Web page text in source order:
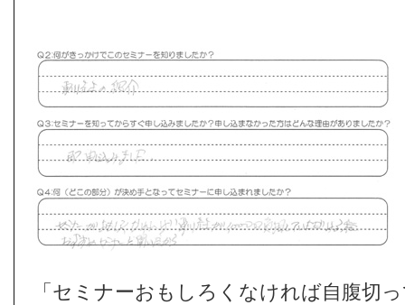
「セミナーおもしろくなければ自腹切